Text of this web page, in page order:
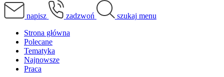
napisz zadzwoń szukaj menu
Strona główna
Polecane
Tematyka
Najnowsze
Praca